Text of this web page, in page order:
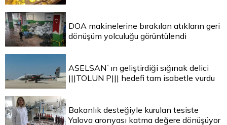
DOA makinelerine bırakılan atıkların geri
dönüşüm yolculuğu görüntülendi
ASELSAN`ın geliştirdiği sığınak delici
|||TOLUN P||| hedefi tam isabetle vurdu
Bakanlık desteğiyle kurulan tesiste
Yalova aronyası katma değere dönüşüyor